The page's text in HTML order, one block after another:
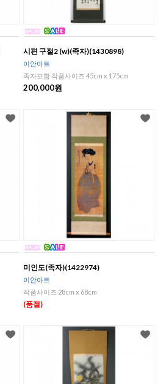
시편 구절2 (w)(족자)(1430898)
이안아트
족자포함 작품사이즈 45cm x 175cm
200,000원
미인도(족자)(1422974)
이안아트
작품사이즈 28cm x 68cm
(품절)